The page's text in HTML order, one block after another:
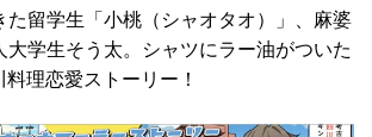
た留学生「小桃（シャオタオ）」、麻婆
大学生そう太。シャツにラー油がついた
料理恋愛ストーリー！